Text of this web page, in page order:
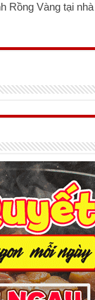
Rồng Vàng tại nhà